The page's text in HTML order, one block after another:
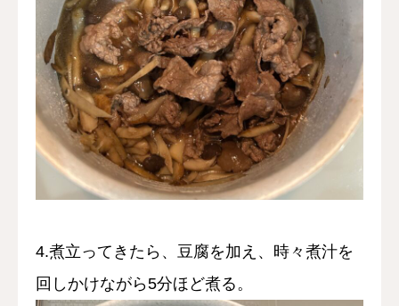
4.煮立ってきたら、豆腐を加え、時々煮汁を
回しかけながら5分ほど煮る。